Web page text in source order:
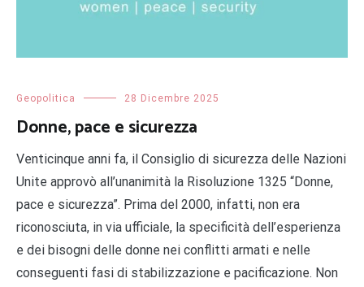
Geopolitica 28 Dicembre 2025
Donne, pace e sicurezza
Venticinque anni fa, il Consiglio di sicurezza delle Nazioni
Unite approvò all’unanimità la Risoluzione 1325 “Donne,
pace e sicurezza”. Prima del 2000, infatti, non era
riconosciuta, in via ufficiale, la specificità dell’esperienza
e dei bisogni delle donne nei conflitti armati e nelle
conseguenti fasi di stabilizzazione e pacificazione. Non